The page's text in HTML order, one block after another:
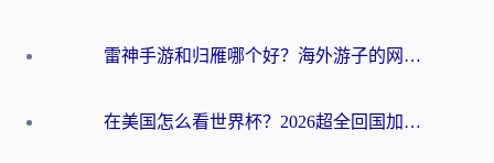
雷神手游和归雁哪个好？海外游子的网络乡愁与破局之道
在美国怎么看世界杯？2026超全回国加速器选择指南，告别地区限制轻松追剧看球